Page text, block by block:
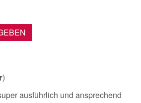
)
ausführlich und ansprechend